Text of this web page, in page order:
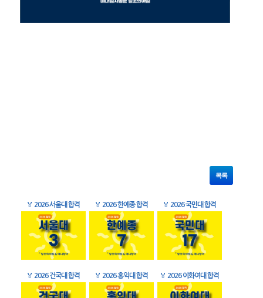
목록
🏅 2026 서울대 합격 🏅 2026 한예종 합격 🏅 2026 국민대 합격
🏅 2026 건국대 합격 🏅 2026 홍익대 합격 🏅 2026 이화여대 합격